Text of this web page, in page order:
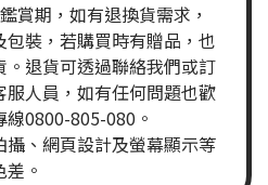
賞期，如有退換貨需求，
裝，若購買時有贈品，也
。退貨可透過聯絡我們或訂
服人員，如有任何問題也歡
0800-805-080。
攝、網頁設計及螢幕顯示等
。